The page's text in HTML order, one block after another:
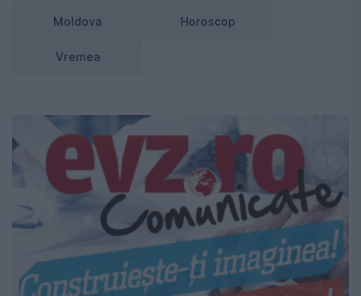
Moldova Horoscop
Vremea